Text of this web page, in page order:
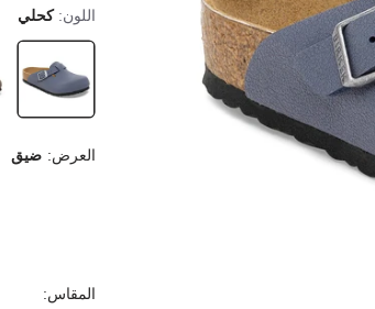
اللون:كحلي
العرض: ضيق
المقاس: